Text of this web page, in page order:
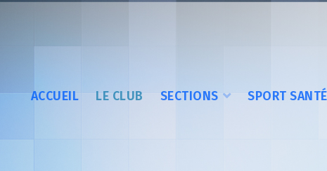
ACCUEIL LE CLUB SECTIONS SPORT SANTÉ